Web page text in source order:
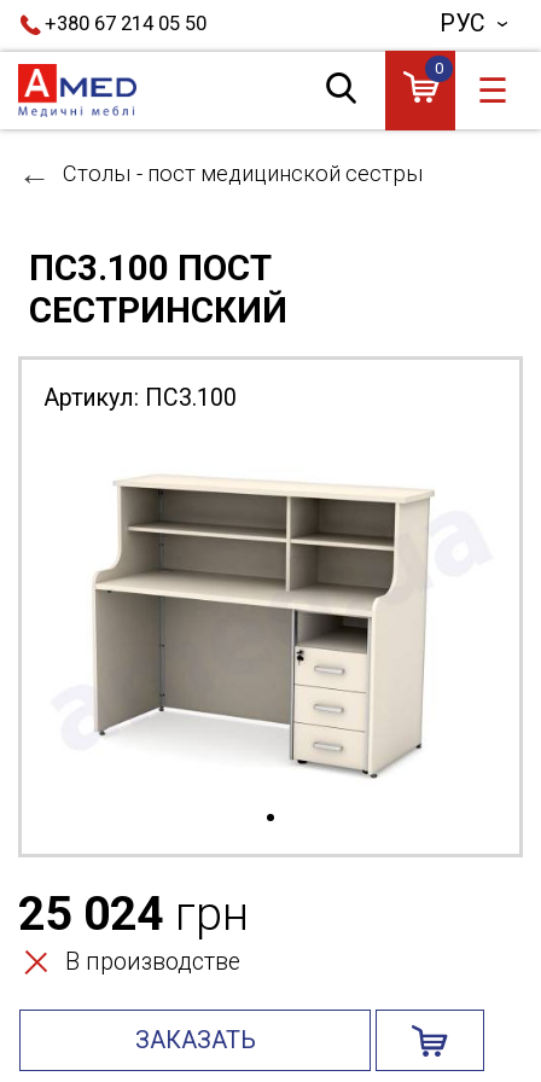
+380 67 214 05 50 РУС
0
☰
Столы - пост медицинской сестры
ПС3.100 ПОСТ
СЕСТРИНСКИЙ
Артикул: ПС3.100
25 024 грн
В производстве
ЗАКАЗАТЬ